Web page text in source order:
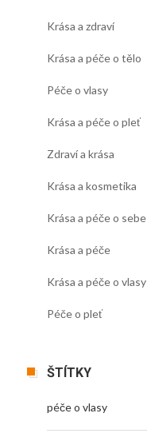
Krása a zdraví
Krása a péče o tělo
Péče o vlasy
Krása a péče o pleť
Zdraví a krása
Krása a kosmetika
Krása a péče o sebe
Krása a péče
Krása a péče o vlasy
Péče o pleť
ŠTÍTKY
péče o vlasy